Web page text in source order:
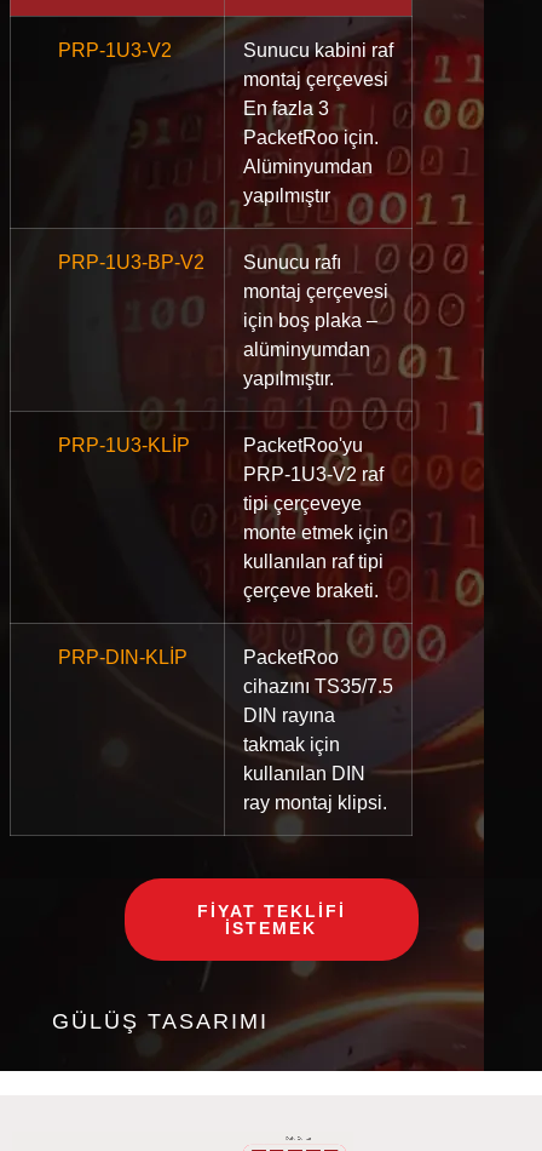
GÜLÜŞ TASARIMI
PRP-1U3-V2
Sunucu kabini raf
montaj çerçevesi
En fazla 3
PacketRoo için.
Alüminyumdan
yapılmıştır
PRP-1U3-BP-V2
Sunucu rafı
montaj çerçevesi
için boş plaka –
alüminyumdan
yapılmıştır.
PRP-1U3-KLİP
PacketRoo'yu
PRP-1U3-V2 raf
tipi çerçeveye
monte etmek için
kullanılan raf tipi
çerçeve braketi.
PRP-DIN-KLİP
PacketRoo
cihazını TS35/7.5
DIN rayına
takmak için
kullanılan DIN
ray montaj klipsi.
FIYAT TEKLIFI
ISTEMEK